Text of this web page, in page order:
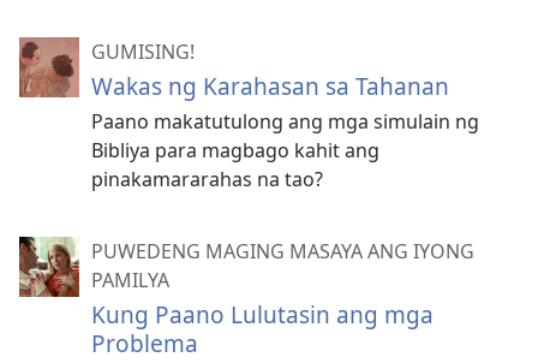
GUMISING!
Wakas ng Karahasan sa Tahanan
Paano makatutulong ang mga simulain ng
Bibliya para magbago kahit ang
pinakamararahas na tao?
PUWEDENG MAGING MASAYA ANG IYONG
PAMILYA
Kung Paano Lulutasin ang mga
Problema